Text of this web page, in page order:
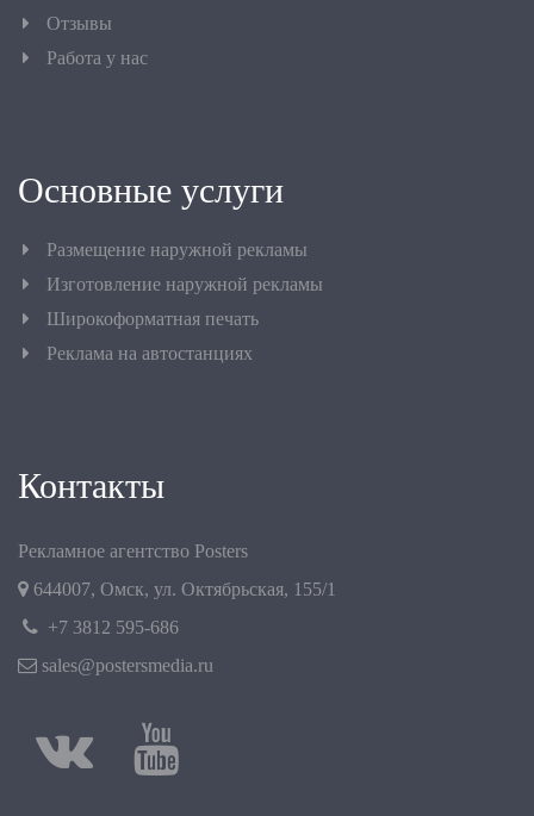
Отзывы
Работа у нас
Основные услуги
Размещение наружной рекламы
Изготовление наружной рекламы
Широкоформатная печать
Реклама на автостанциях
Контакты
Рекламное агентство Posters
644007, Омск, ул. Октябрьская, 155/1
+7 3812 595-686
sales@postersmedia.ru